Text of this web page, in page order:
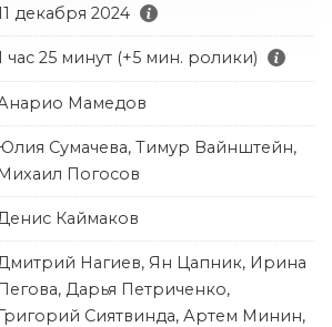
декабря 2024
час 25 минут (+5 мин. ролики)
Мамедов
Юлия Сумачева, Тимур Вайнштейн,
Михаил Погосов
Каймаков
Нагиев, Ян Цапник, Ирина
Пегова, Дарья Петриченко,
Григорий Сиятвинда, Артем Минин,